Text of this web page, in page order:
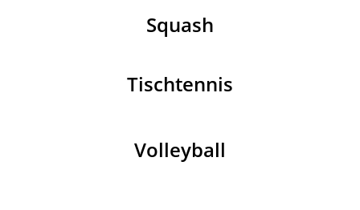
Squash
Tischtennis
Volleyball